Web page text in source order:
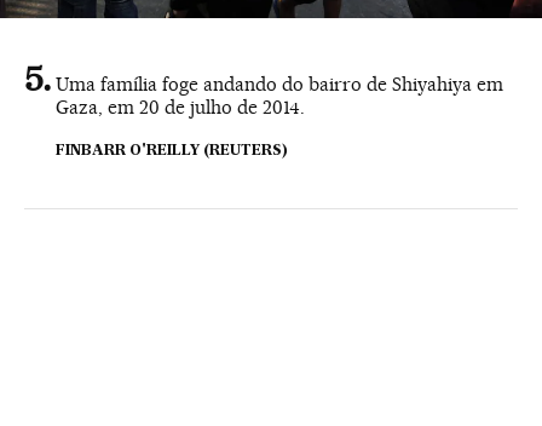
Uma família foge andando do bairro de Shiyahiya em
Gaza, em 20 de julho de 2014.
FINBARR O'REILLY (REUTERS)